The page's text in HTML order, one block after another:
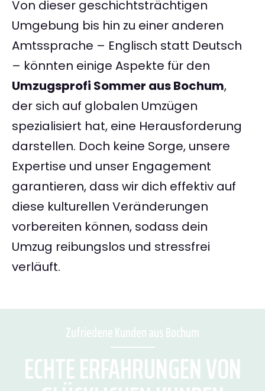
Von dieser geschichtsträchtigen
Umgebung bis hin zu einer anderen
Amtssprache – Englisch statt Deutsch
– könnten einige Aspekte für den
Umzugsprofi Sommer aus Bochum,
der sich auf globalen Umzügen
spezialisiert hat, eine Herausforderung
darstellen. Doch keine Sorge, unsere
Expertise und unser Engagement
garantieren, dass wir dich effektiv auf
diese kulturellen Veränderungen
vorbereiten können, sodass dein
Umzug reibungslos und stressfrei
verläuft.
Zufriedene Kunden aus Bochum
ECHTE ERFAHRUNGEN VON